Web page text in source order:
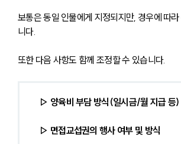
보통은 동일 인물에게 지정되지만, 경우에 따
니다.
또한 다음 사항도 함께 조정할 수 있습니다.
▷ 양육비 부담 방식(일시금/월 지급 등)
▷ 면접교섭권의 행사 여부 및 방식